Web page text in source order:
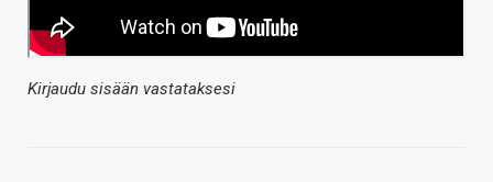
Kirjaudu sisään vastataksesi